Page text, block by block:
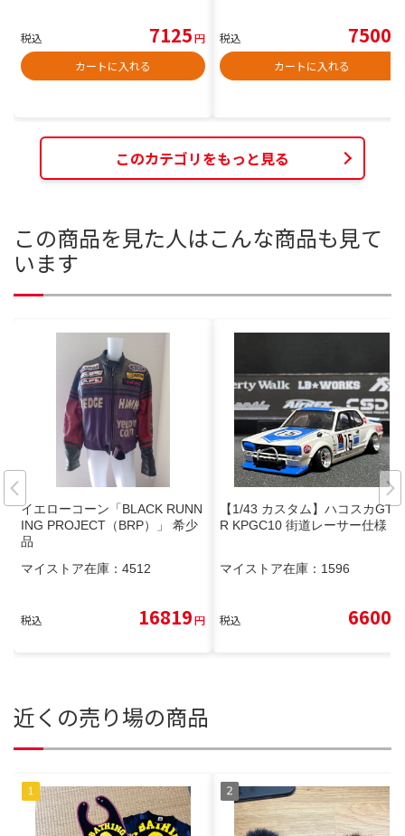
税込 7125円
カートに入れる
税込 7500
カートに入れる
このカテゴリをもっと見る
この商品を見た人はこんな商品も見て
います
イエローコーン「BLACK RUNN
ING PROJECT（BRP）」 希少
品
マイストア在庫： 4512
税込 16819円
【1/43 カスタム】ハコスカGT-
R KPGC10 街道レーサー仕様
マイストア在庫： 1596
税込 6600
近くの売り場の商品